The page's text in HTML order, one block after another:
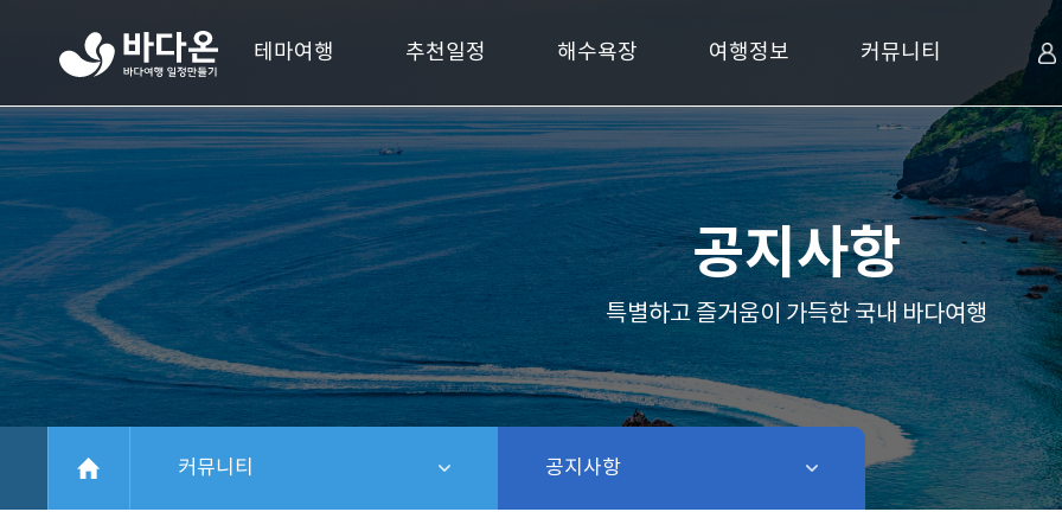
다
바
다
여
일
정
만
들
기
테마여행 추천일정 해수욕장 여행정보 커뮤니티
공지사항
특별하고 즐거움이 가득한 국내 바다여행
HOME 커뮤니티 공지사항